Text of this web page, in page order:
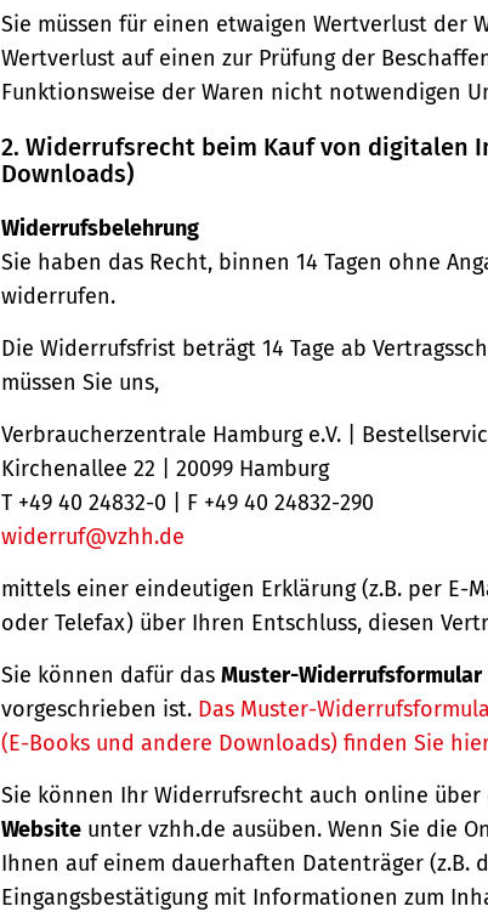
Sie müssen für einen etwaigen Wertverlust der
Wertverlust auf einen zur Prüfung der
Funktionsweise der Waren nicht notwendigen
2. Widerrufsrecht beim Kauf von digitalen
Downloads)
Widerrufsbelehrung
Sie haben das Recht, binnen 14 Tagen ohne
widerrufen.
Die Widerrufsfrist beträgt 14 Tage ab
müssen Sie uns,
Verbraucherzentrale Hamburg e.V. |
Kirchenallee 22 | 20099 Hamburg
T +49 40 24832-0 | F +49 40 24832-290
widerruf@vzhh.de
mittels einer eindeutigen Erklärung (z.B. per E-
oder Telefax) über Ihren Entschluss, diesen
Sie können dafür das Muster-Widerrufsformular
vorgeschrieben ist. Das Muster-
(E-Books und andere Downloads) finden Sie
Sie können Ihr Widerrufsrecht auch online über
Website unter vzhh.de ausüben. Wenn Sie die
Ihnen auf einem dauerhaften Datenträger (z.B.
Eingangsbestätigung mit Informationen zum